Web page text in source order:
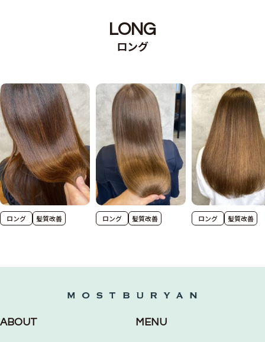
LONG
ロング
ロング 髪質改善 ロング 髪質改善 ロング 髪質改善
ABOUT MENU